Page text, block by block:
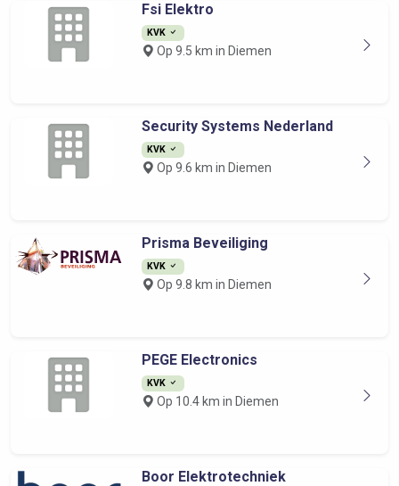
Fsi Elektro
KVK
Op 9.5 km in Diemen
Security Systems Nederland
KVK
Op 9.6 km in Diemen
Prisma Beveiliging
KVK
Op 9.8 km in Diemen
PEGE Electronics
KVK
Op 10.4 km in Diemen
Boor Elektrotechniek